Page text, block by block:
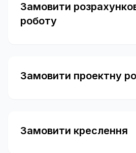
Замовити
роботу
Замовити проектну
Замовити креслення